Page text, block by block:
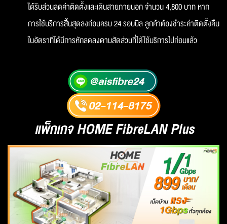
ได้รับส่วนลดค่าติดตั้งและเดินสายภายนอก จำนวน 4,800 บาท หาก
การใช้บริการสิ้นสุดลงก่อนครบ 24 รอบบิล ลูกค้าต้องชำระค่าติดตั้งคืน
ในอัตราที่ได้มีการหักลดลงตามสัดส่วนที่ได้ใช้บริการไปก่อนแล้ว
แพ็กเกจ HOME FibreLAN Plus